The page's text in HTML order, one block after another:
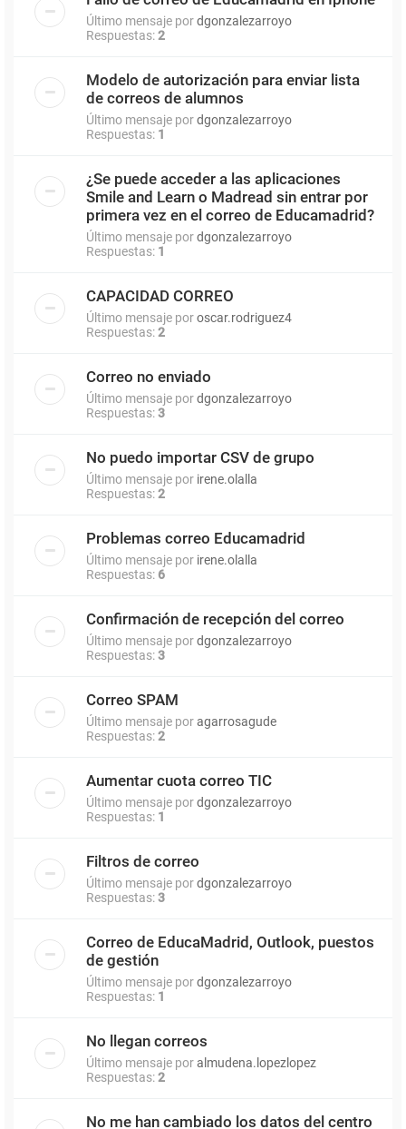
Último mensaje pordgonzalezarroyo
Respuestas:2
Modelo de autorización para enviar lista
de correos de alumnos
Último mensaje pordgonzalezarroyo
Respuestas: 1
¿Se puede acceder a las aplicaciones
Smile and Learn o Madread sin entrar por
primera vez en el correo de Educamadrid?
Último mensaje pordgonzalezarroyo
Respuestas: 1
CAPACIDAD CORREO
Último mensaje poroscar.rodriguez4
Respuestas:2
Correo no enviado
Último mensaje pordgonzalezarroyo
Respuestas:3
No puedo importar CSV de grupo
Último mensaje por irene.olalla
Respuestas:2
Problemas correo Educamadrid
Último mensaje por irene.olalla
Respuestas: 6
Confirmación de recepción del correo
Último mensaje pordgonzalezarroyo
Respuestas:3
Correo SPAM
Último mensaje poragarrosagude
Respuestas:2
Aumentar cuota correo TIC
Último mensaje pordgonzalezarroyo
Respuestas: 1
Filtros de correo
Último mensaje pordgonzalezarroyo
Respuestas:3
Correo de EducaMadrid, Outlook, puestos
de gestión
Último mensaje pordgonzalezarroyo
Respuestas: 1
No llegan correos
Último mensaje poralmudena.lopezlopez
Respuestas:2
No me han cambiado los datos del centro